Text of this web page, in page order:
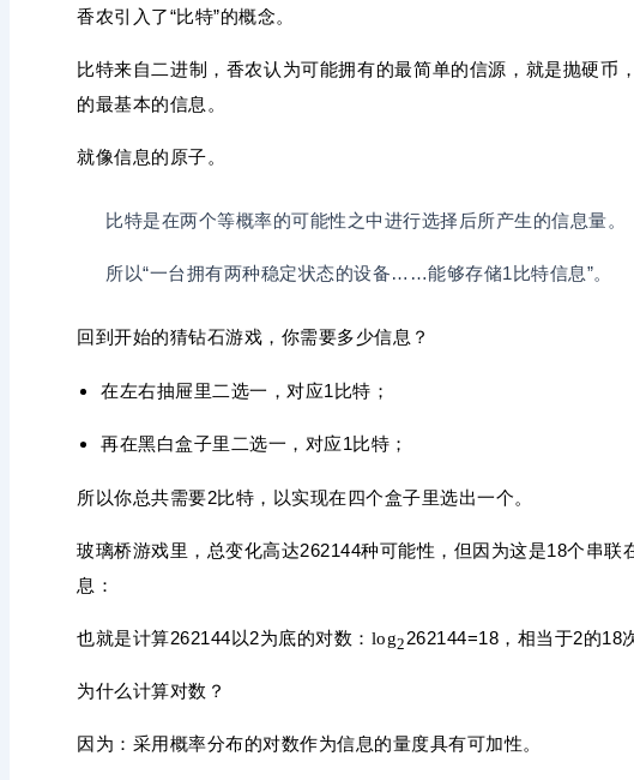
香农引入了“比特”的概念。
比特来自二进制，香农认为可能拥有的最简单的信源，就是抛硬币
的最基本的信息。
就像信息的原子。
比特是在两个等概率的可能性之中进行选择后所产生的信息量。
所以“一台拥有两种稳定状态的设备……能够存储1比特信息”。
回到开始的猜钻石游戏，你需要多少信息？
在左右抽屉里二选一，对应1比特；
再在黑白盒子里二选一，对应1比特；
所以你总共需要2比特，以实现在四个盒子里选出一个。
玻璃桥游戏里，总变化高达262144种可能性，但因为这是18个串联
息：
也就是计算262144以2为底的对数： log2 262144=18，相当于2的18
为什么计算对数？
因为：采用概率分布的对数作为信息的量度具有可加性。